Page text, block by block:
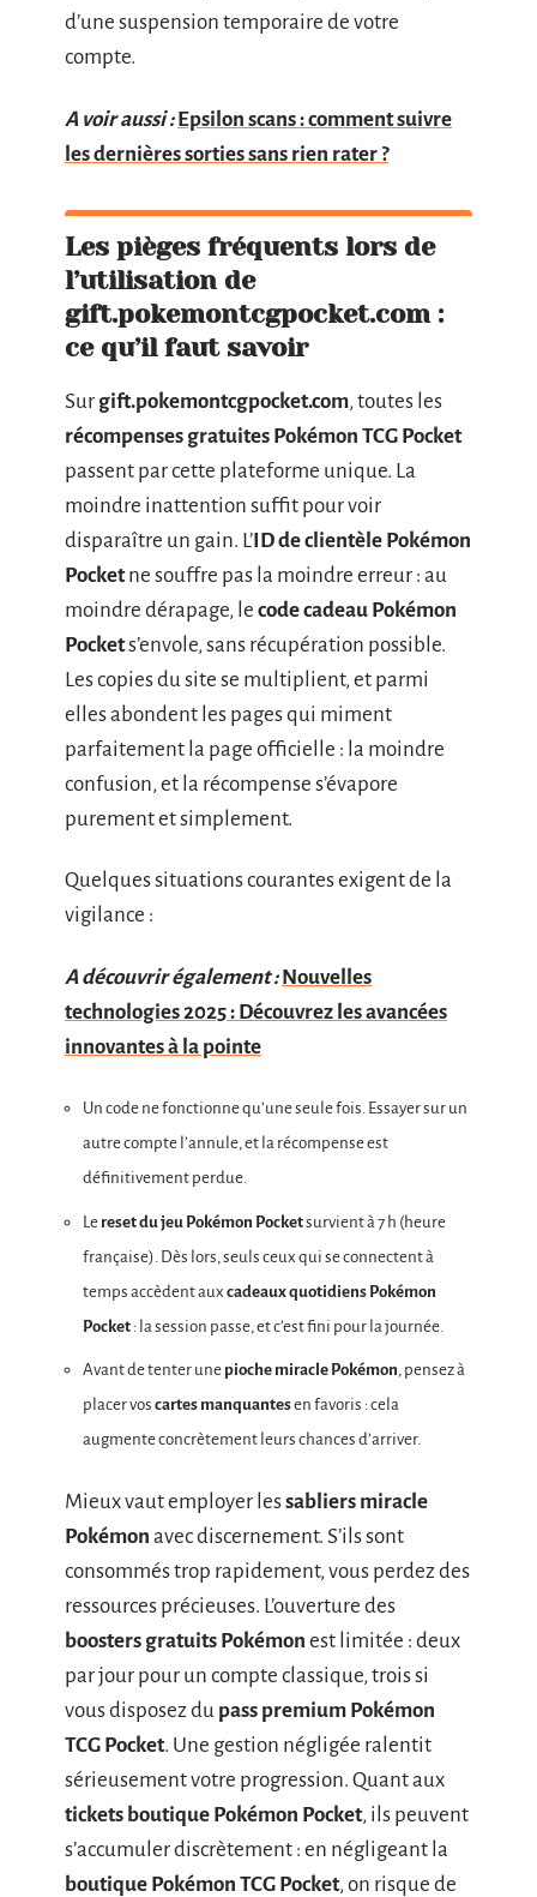
d’une suspension temporaire de votre
compte.
A voir aussi : Epsilon scans : comment suivre
les dernières sorties sans rien rater ?
Les pièges fréquents lors de
l’utilisation de
gift.pokemontcgpocket.com :
ce qu’il faut savoir
Sur gift.pokemontcgpocket.com, toutes les
récompenses gratuites Pokémon TCG Pocket
passent par cette plateforme unique. La
moindre inattention suffit pour voir
disparaître un gain. L’ID de clientèle Pokémon
Pocketne souffre pas la moindre erreur : au
moindre dérapage, le code cadeau Pokémon
Pockets’envole, sans récupération possible.
Les copies du site se multiplient, et parmi
elles abondent les pages qui miment
parfaitement la page officielle : la moindre
confusion, et la récompense s’évapore
purement et simplement.
Quelques situations courantes exigent de la
vigilance :
A découvrir également : Nouvelles
technologies 2025 : Découvrez les avancées
innovantes à la pointe
Un code ne fonctionne qu’une seule fois. Essayer sur un
autre compte l’annule, et la récompense est
définitivement perdue.
Le reset du jeu Pokémon Pocketsurvient à 7 h (heure
française). Dès lors, seuls ceux qui se connectent à
temps accèdent aux cadeaux quotidiens Pokémon
Pocket : la session passe, et c’est fini pour la journée.
Avant de tenter une pioche miracle Pokémon, pensez à
placer vos cartes manquantesen favoris : cela
augmente concrètement leurs chances d’arriver.
Mieux vaut employer lessabliers miracle
Pokémon avec discernement. S’ils sont
consommés trop rapidement, vous perdez des
ressources précieuses. L’ouverture des
boosters gratuits Pokémon est limitée : deux
par jour pour un compte classique, trois si
vous disposez du pass premium Pokémon
TCG Pocket. Une gestion négligée ralentit
sérieusement votre progression. Quant aux
tickets boutique Pokémon Pocket, ils peuvent
s’accumuler discrètement : en négligeant la
boutique Pokémon TCG Pocket, on risque de